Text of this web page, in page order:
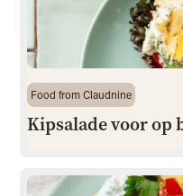
Food from Claudnine
Kipsalade voor op